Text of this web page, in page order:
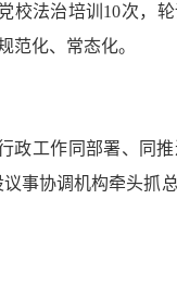
法治培训10次，
范化、常态化。
政工作同部署、同
事协调机构牵头抓